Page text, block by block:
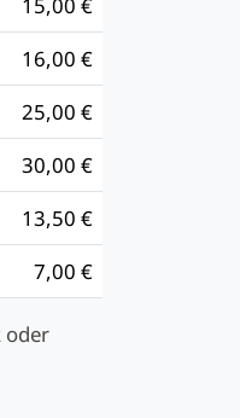
16,00 €
25,00 €
30,00 €
13,50 €
7,00 €
oder